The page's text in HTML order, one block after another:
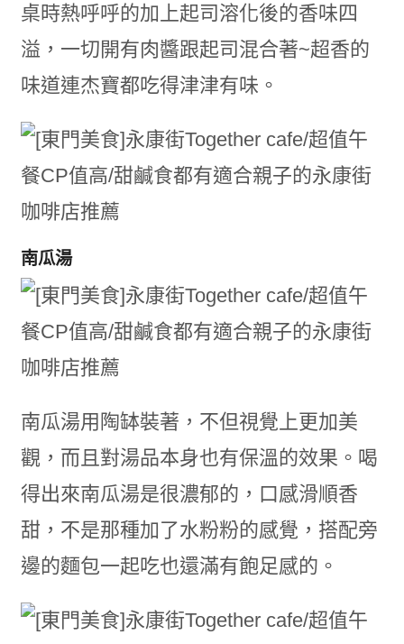
桌時熱呼呼的加上起司溶化後的香味四
溢，一切開有肉醬跟起司混合著~超香的
味道連杰寶都吃得津津有味。
南瓜湯
南瓜湯用陶缽裝著，不但視覺上更加美
觀，而且對湯品本身也有保溫的效果。喝
得出來南瓜湯是很濃郁的，口感滑順香
甜，不是那種加了水粉粉的感覺，搭配旁
邊的麵包一起吃也還滿有飽足感的。